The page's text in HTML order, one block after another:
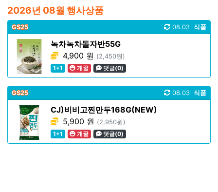
2026년 08월 행사상품
GS25 식품
08.03
녹차녹차돌자반55G
4,900 원 (2,450원)
1+1
개꿀 댓글(0)
GS25 식품
08.03
CJ)비비고찐만두168G(NEW)
5,900 원 (2,950원)
1+1
개꿀 댓글(0)